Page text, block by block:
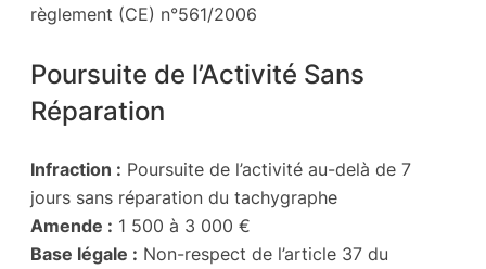
règlement (CE) n°561/2006
Poursuite de l’Activité Sans
Réparation
Infraction : Poursuite de l’activité au-delà de 7
jours sans réparation du tachygraphe
Amende : 1 500 à 3 000 €
Base légale : Non-respect de l’article 37 du